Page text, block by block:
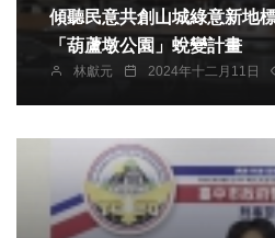
傾聽民意共創山城綠意新地
「葫蘆墩公園」蛻變計畫
林獻元 2024年十二月11日